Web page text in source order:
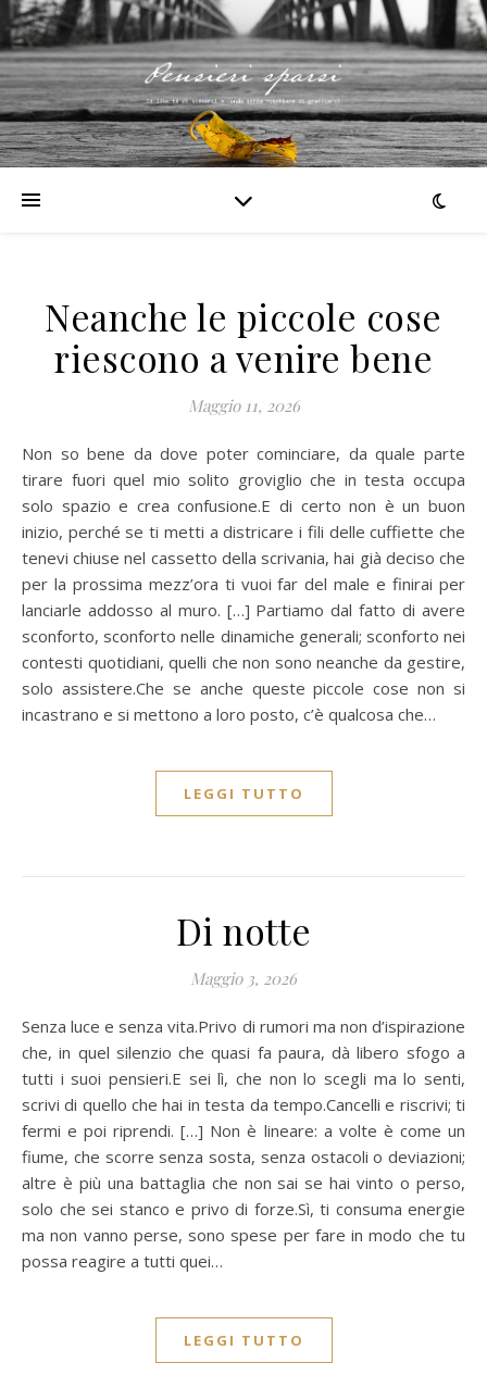
Neanche le piccole cose
riescono a venire bene
Maggio 11, 2026
Non so bene da dove poter cominciare, da quale parte
tirare fuori quel mio solito groviglio che in testa occupa
solo spazio e crea confusione.E di certo non è un buon
inizio, perché se ti metti a districare i fili delle cuffiette che
tenevi chiuse nel cassetto della scrivania, hai già deciso che
per la prossima mezz’ora ti vuoi far del male e finirai per
lanciarle addosso al muro. […] Partiamo dal fatto di avere
sconforto, sconforto nelle dinamiche generali; sconforto nei
contesti quotidiani, quelli che non sono neanche da gestire,
solo assistere.Che se anche queste piccole cose non si
incastrano e si mettono a loro posto, c’è qualcosa che…
LEGGI TUTTO
Di notte
Maggio 3, 2026
Senza luce e senza vita.Privo di rumori ma non d’ispirazione
che, in quel silenzio che quasi fa paura, dà libero sfogo a
tutti i suoi pensieri.E sei lì, che non lo scegli ma lo senti,
scrivi di quello che hai in testa da tempo.Cancelli e riscrivi; ti
fermi e poi riprendi. […] Non è lineare: a volte è come un
fiume, che scorre senza sosta, senza ostacoli o deviazioni;
altre è più una battaglia che non sai se hai vinto o perso,
solo che sei stanco e privo di forze.Sì, ti consuma energie
ma non vanno perse, sono spese per fare in modo che tu
possa reagire a tutti quei…
LEGGI TUTTO